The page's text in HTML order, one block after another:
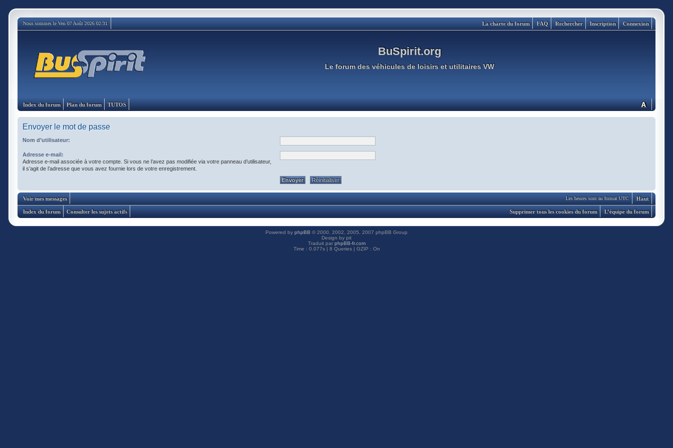
Nous sommes le Ven 07 Août 2026 02:31 Connexion
Inscription
Rechercher
FAQ
La charte du forum
BuSpirit.org
Le forum des véhicules de loisirs et utilitaires VW
Index du forum Plan du forum TUTOS
Envoyer le mot de passe
Nom d’utilisateur:
Adresse e-mail:
Adresse e-mail associée à votre compte. Si vous ne l’avez pas modifiée via votre panneau d’utilisateur,
il s’agit de l’adresse que vous avez fournie lors de votre enregistrement.
Haut
Les heures sont au format UTC
Voir mes messages
Index du forum Consulter les sujets actifs L’équipe du forum
Supprimer tous les cookies du forum
Powered by phpBB © 2000, 2002, 2005, 2007 phpBB Group
Design by pit
Traduit par phpBB-fr.com
Time : 0.077s | 8 Queries | GZIP : On